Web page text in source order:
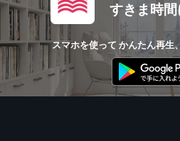
すきま時
スマホを使って かんたん再生